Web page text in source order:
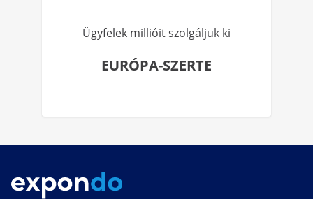
Ügyfelek millióit szolgáljuk ki
EURÓPA-SZERTE